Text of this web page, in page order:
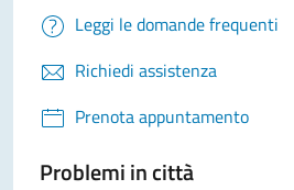
Leggi le domande frequenti
Richiedi assistenza
Prenota appuntamento
Problemi in città